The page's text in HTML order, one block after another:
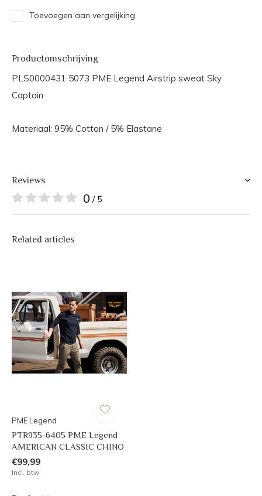
Toevoegen aan vergelijking
Productomschrijving
PLS0000431 5073 PME Legend Airstrip sweat Sky
Captain
Materiaal: 95% Cotton / 5% Elastane
Reviews
0 / 5
Related articles
PME Legend
PTR935-6405 PME Legend
AMERICAN CLASSIC CHINO
€99,99
Incl. btw